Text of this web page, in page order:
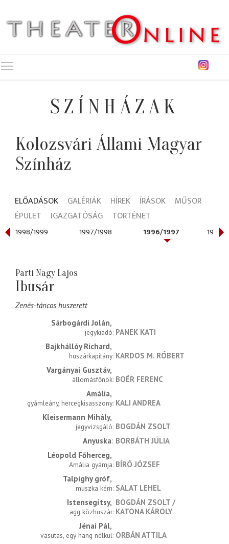
SZÍNHÁZAK
Kolozsvári Állami Magyar
Színház
ELŐADÁSOK GALÉRIÁK HÍREK ÍRÁSOK
MŰSOR
ÉPÜLET
IGAZGATÓSÁG TÖRTÉNET
1998/1999 1997/1998 1996/1997 1995/
Parti Nagy Lajos
Ibusár
Zenés-táncos huszerett
Sárbogárdi Jolán
jegykiadó PANEK KATI
Bajkhállóy Richard
huszárkapitány KARDOS M. RÓBERT
Vargányai Gusztáv
állomásfőnök BOÉR FERENC
Amália
gyámleány, hercegkisasszony KALI ANDREA
Kleisermann Mihály
jegyvizsgáló BOGDÁN ZSOLT
Anyuska BORBÁTH JÚLIA
Léopold Főherceg
Amália gyámja BÍRÓ JÓZSEF
Talpighy gróf
muszka kém SALAT LEHEL
Istensegítsy
agg közhuszár
BOGDÁN ZSOLT
KATONA KÁROLY
Jénai Pál
vasutas, egy hang nélkül ORBÁN ATTILA